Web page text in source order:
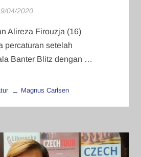
04/2020
Alireza Firouzja (16)
percaturan setelah
Banter Blitz dengan …
Magnus Carlsen